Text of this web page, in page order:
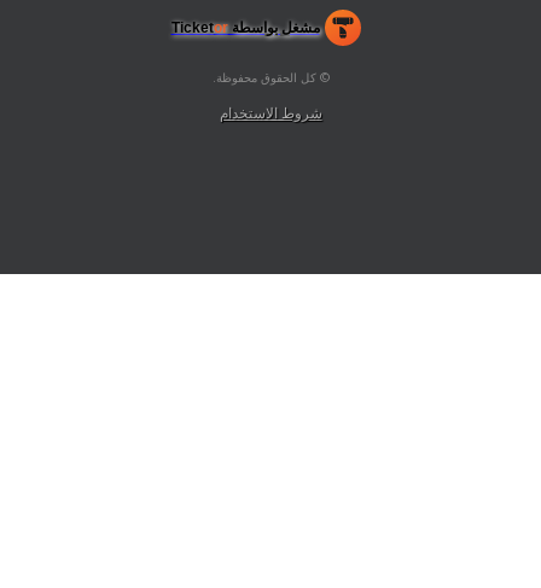
مشغل بواسطة Ticketor
التذاكر وصناديق التذاكر للأماكن والمسارح والساحات
© كل الحقوق محفوظة.
شروط الاستخدام